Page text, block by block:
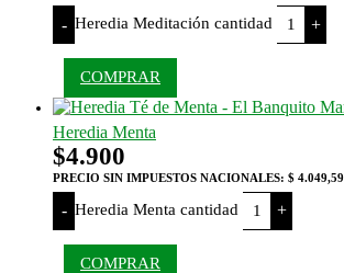
- Heredia Meditación cantidad +
COMPRAR
Heredia Menta
$4.900
PRECIO SIN IMPUESTOS NACIONALES: $ 4.049,59
- Heredia Menta cantidad +
COMPRAR